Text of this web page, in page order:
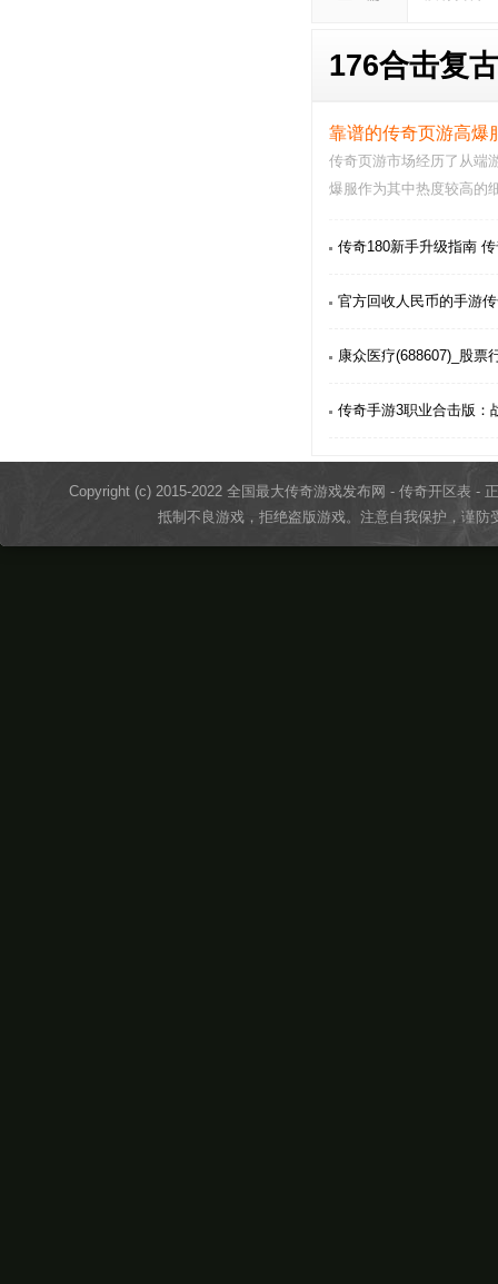
176合击复
靠谱的传奇页游高
传奇页游市场经历了从端
爆服作为其中热度较高的
传奇180新手升级指南
官方回收人民币的手游
康众医疗(688607)_股票
传奇手游3职业合击版
Copyright (c) 2015-2022 全国最大传奇游戏发布网 - 传奇开区表 -
抵制不良游戏，拒绝盗版游戏。注意自我保护，谨